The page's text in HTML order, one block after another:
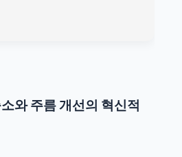
와 주름 개선의 혁신적